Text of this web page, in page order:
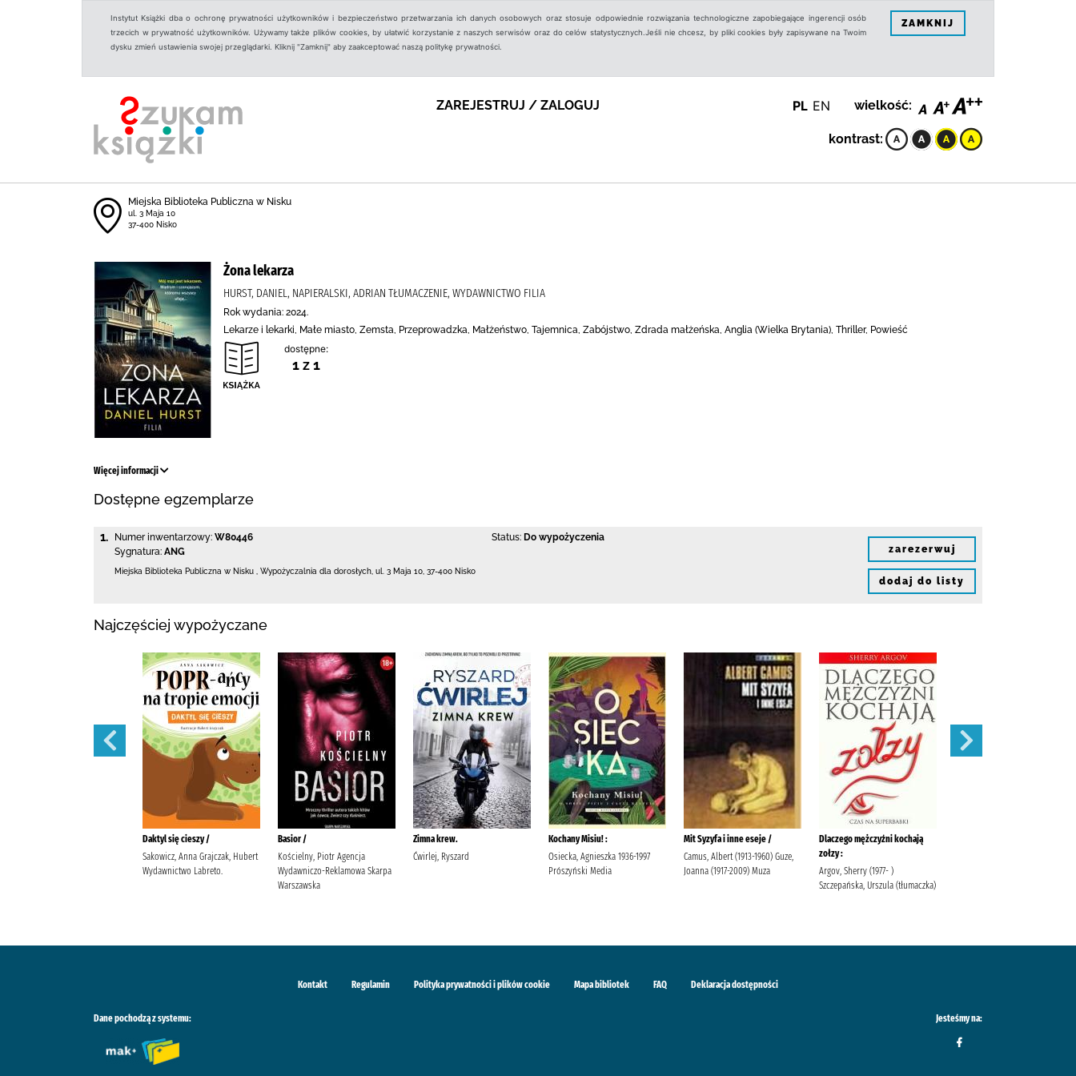
Instytut Książki dba o ochronę prywatności użytkowników i bezpieczeństwo przetwarzania ich danych osobowych oraz stosuje odpowiednie rozwiązania technologiczne zapobiegające ingerencji osób
trzecich w prywatność użytkowników. Używamy także plików cookies, by ułatwić korzystanie z naszych serwisów oraz do celów statystycznych.Jeśli nie chcesz, by pliki cookies były zapisywane na Twoim
dysku zmień ustawienia swojej przeglądarki. Kliknij "Zamknij" aby zaakceptować naszą politykę prywatności.
ZAMKNIJ
ZAREJESTRUJ / ZALOGUJ PL EN wielkość:
kontrast:
Miejska Biblioteka Publiczna w Nisku
ul. 3 Maja 10
37-400 Nisko
Żona lekarza
HURST, DANIEL, NAPIERALSKI, ADRIAN TŁUMACZENIE, WYDAWNICTWO FILIA
Rok wydania: 2024.
Lekarze i lekarki, Małe miasto, Zemsta, Przeprowadzka, Małżeństwo, Tajemnica, Zabójstwo, Zdrada małżeńska, Anglia (Wielka Brytania), Thriller, Powieść
dostępne:
1 z 1
Więcej informacji
Dostępne egzemplarze
1. Numer inwentarzowy: W80446
Sygnatura: ANG
Status: Do wypożyczenia
Miejska Biblioteka Publiczna w Nisku Wypożyczalnia dla dorosłych, ul. 3 Maja 10 37-400 Nisko
zarezerwuj
dodaj do listy
Najczęściej wypożyczane
Daktyl się cieszy /
Sakowicz, Anna Grajczak, Hubert
Wydawnictwo Labreto.
Basior /
Kościelny, Piotr Agencja
Wydawniczo-Reklamowa Skarpa
Warszawska
Zimna krew.
Ćwirlej, Ryszard
Kochany Misiu! :
Osiecka, Agnieszka 1936-1997
Prószyński Media
Mit Syzyfa i inne eseje /
Camus, Albert (1913-1960) Guze,
Joanna (1917-2009) Muza
Dlaczego mężczyźni kochają
zołzy :
Argov, Sherry (1977- )
Szczepańska, Urszula (tłumaczka)
Kontakt Regulamin Polityka prywatności i plików cookie Mapa bibliotek FAQ Deklaracja dostępności
Dane pochodzą z systemu: Jesteśmy na: